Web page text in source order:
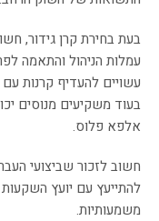
בעת בחירת קרן גידור,
עמלות הניהול והתאמה
עשויים להעדיף קרנות עם
בעוד משקיעים מנוסים
אלפא פלוס.
חשוב לזכור שביצועי
להתייעץ עם יועץ
משמעותיות.